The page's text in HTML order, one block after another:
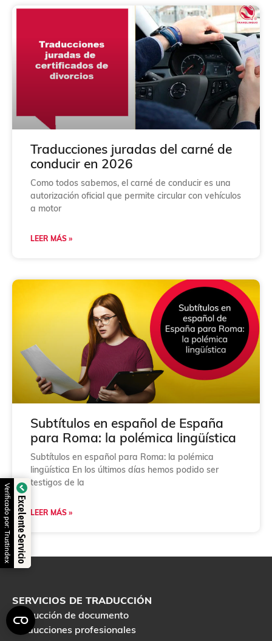
Traducciones juradas del carné de
conducir en 2026
Como todos sabemos, el carné de conducir es una
autorización oficial que permite circular con vehículos
a motor
LEER MÁS »
Subtítulos en español de España
para Roma: la polémica lingüística
Subtítulos en español para Roma: la polémica
lingüística En los últimos días hemos podido ser
testigos de la
LEER MÁS »
SERVICIOS DE TRADUCCIÓN
Traducción de documento
Traducciones profesionales
Excelente Servicio
Verificado por: Trustindex